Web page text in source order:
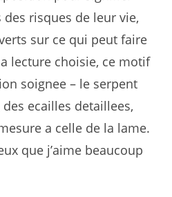
des risques de leur vie,
sur ce qui peut faire
lecture choisie, ce motif
soignee – le serpent
ecailles detaillees,
a celle de la lame.
que j’aime beaucoup